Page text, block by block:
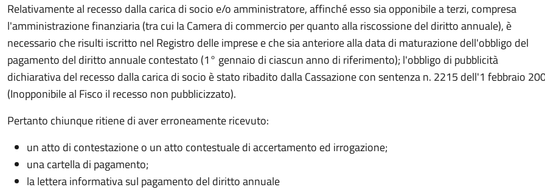
Relativamente al recesso dalla carica di socio e/o amministratore, affinché esso sia opponibile a terzi, compresa
l'amministrazione finanziaria (tra cui la Camera di commercio per quanto alla riscossione del diritto annuale), è
necessario che risulti iscritto nel Registro delle imprese e che sia anteriore alla data di maturazione dell'obbligo del
pagamento del diritto annuale contestato (1° gennaio di ciascun anno di riferimento); l'obbligo di pubblicità
dichiarativa del recesso dalla carica di socio è stato ribadito dalla Cassazione con sentenza n. 2215 dell'1 febbraio
(Inopponibile al Fisco il recesso non pubblicizzato).
Pertanto chiunque ritiene di aver erroneamente ricevuto:
un atto di contestazione o un atto contestuale di accertamento ed irrogazione;
una cartella di pagamento;
la lettera informativa sul pagamento del diritto annuale